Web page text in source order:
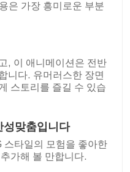
은 가장 흥미로운 부분
, 이 애니메이션은 전반
니다. 유머러스한 장면
스토리를 즐길 수 있습
성맞춤입니다
스타일의 모험을 좋아한
가해 볼 만합니다.